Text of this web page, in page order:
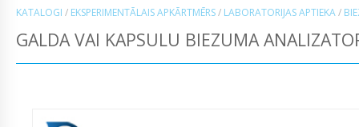
KATALOGI / EKSPERIMENTĀLAIS APKĀRTMĒRS/ LABORATORIJAS APTIEKA/
GALDA VAI KAPSULU BIEZUMA